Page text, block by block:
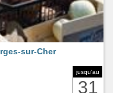
jusqu'au
31
sur-Cher